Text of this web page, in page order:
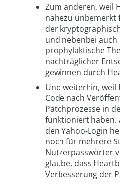
Zum anderen, weil
nahezu unbemerkt
der
und nebenbei auch
prophylaktische
nachträglicher
gewinnen durch
Und weiterhin, weil
Code nach
Patchprozesse in
funktioniert haben.
den Yahoo-Login
noch für mehrere
Nutzerpasswörter
glaube, dass
Verbesserung der